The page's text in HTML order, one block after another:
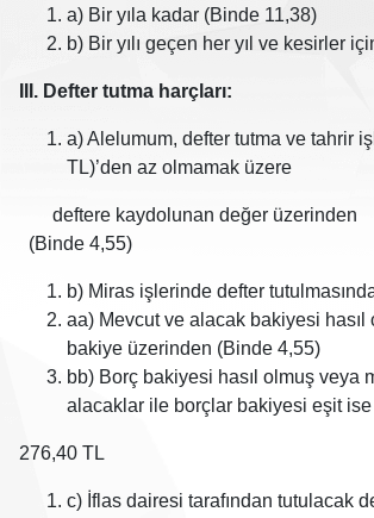
a) Bir yıla kadar (Binde 11,38)
b) Bir yılı geçen her yıl ve kesirler
III. Defter tutma harçları:
a) Alelumum, defter tutma ve tahrir
TL)’den az olmamak üzere
deftere kaydolunan değer
(Binde 4,55)
b) Miras işlerinde defter
aa) Mevcut ve alacak bakiyesi hasıl
bakiye üzerinden (Binde 4,55)
bb) Borç bakiyesi hasıl olmuş veya
alacaklar ile borçlar bakiyesi eşit ise
276,40 TL
c) İflas dairesi tarafından tutulacak